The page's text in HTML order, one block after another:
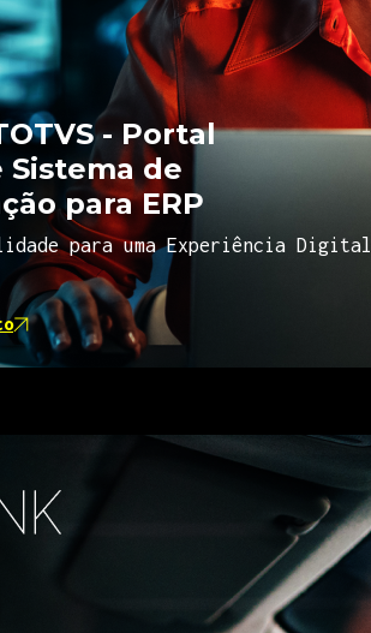
- Portal
Sistema de
para ERP
para uma Experiência Digital